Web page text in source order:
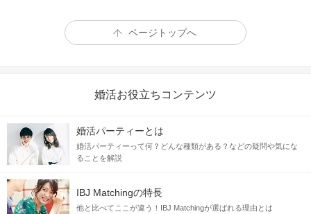
ページトップへ
婚活お役立ちコンテンツ
婚活パーティーとは
婚活パーティーって何？どんな種類がある？などの疑問や気にな
ることを解説
IBJ Matchingの特長
他と比べてここが違う！IBJ Matchingが選ばれる理由とは